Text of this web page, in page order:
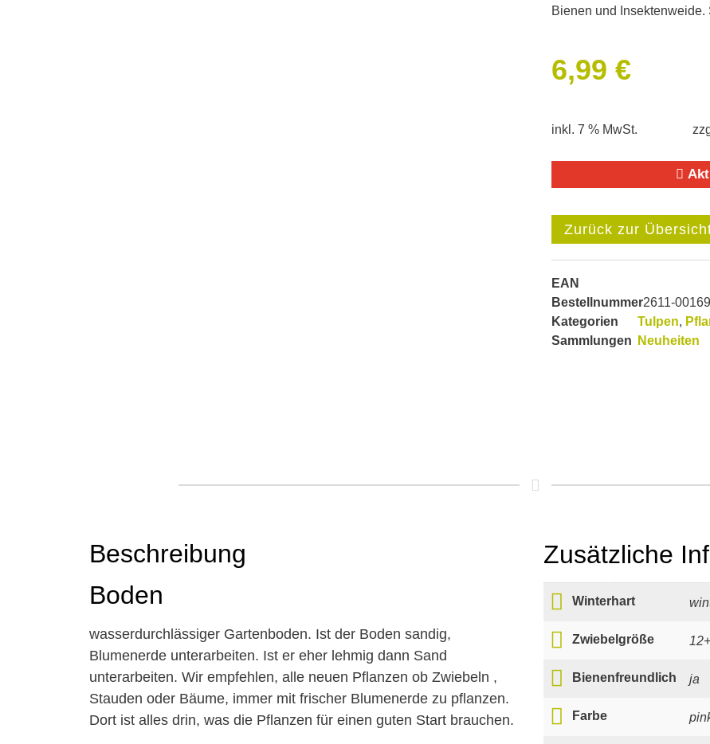
Bienen und Insektenweide.
6,99 €
inkl. 7 % MwSt.
EAN
Bestellnummer2611-00169
Kategorien
Tulpen,
Sammlungen Neuheiten
Beschreibung
Boden
wasserdurchlässiger Gartenboden. Ist der Boden sandig,
Blumenerde unterarbeiten. Ist er eher lehmig dann Sand
unterarbeiten. Wir empfehlen, alle neuen Pflanzen ob Zwiebeln ,
Stauden oder Bäume, immer mit frischer Blumenerde zu pflanzen.
Dort ist alles drin, was die Pflanzen für einen guten Start brauchen.
Zusätzliche
Winterhart
Zwiebelgröße 12+
Bienenfreundlich ja
Farbe